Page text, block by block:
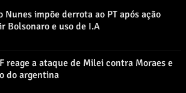
Nunes impõe derrota ao PT após ação
Bolsonaro e uso de I.A
reage a ataque de Milei contra Moraes e
do argentina